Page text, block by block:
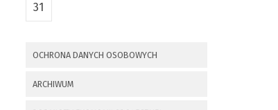
31
OCHRONA DANYCH OSOBOWYCH
ARCHIWUM